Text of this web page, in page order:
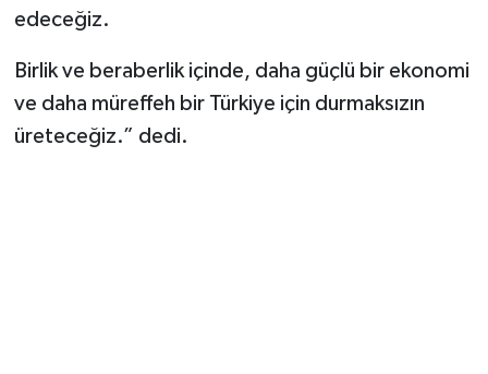
edeceğiz.
Birlik ve beraberlik içinde, daha güçlü bir ekonomi
ve daha müreffeh bir Türkiye için durmaksızın
üreteceğiz.” dedi.